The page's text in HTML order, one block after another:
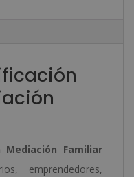
Familiar
emprendedores,